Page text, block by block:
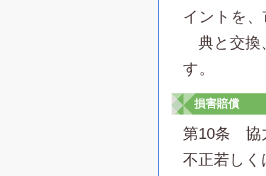
イントを
典と交換
す。
損害賠償
第10条 協
不正若し